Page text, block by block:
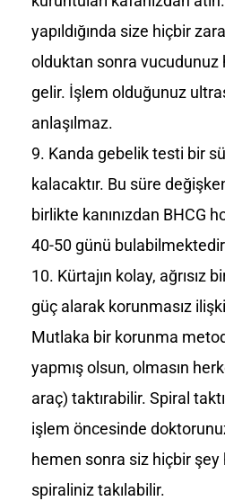
yapıldığında size hiçbir
olduktan sonra vucudunuz
gelir. İşlem olduğunuz
anlaşılmaz.
Kanda gebelik testi bir
kalacaktır. Bu süre
birlikte kanınızdan BHCG
40-50 günü
Kürtajın kolay, ağrısız
güç alarak korunmasız
Mutlaka bir korunma
yapmış olsun, olmasın
araç) taktırabilir. Spiral
işlem öncesinde
hemen sonra siz hiçbir
spiraliniz takılabilir.